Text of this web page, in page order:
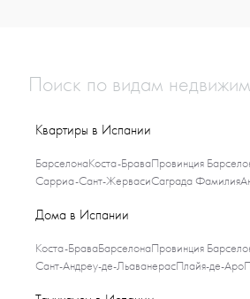
Поиск по видам
Квартиры в Испании
БарселонаКоста-БраваПровинция
Сарриа-Сант-ЖервасиСаграда Фамилия
Дома в Испании
Коста-БраваБарселонаПровинция
Сант-Андреу-де-ЛьаванерасПлайя-де-Аро